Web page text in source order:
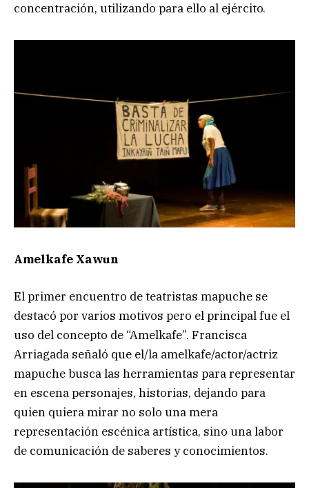
concentración, utilizando para ello al ejército.
Amelkafe Xawun
El primer encuentro de teatristas mapuche se
destacó por varios motivos pero el principal fue el
uso del concepto de “Amelkafe”. Francisca
Arriagada señaló que el/la amelkafe/actor/actriz
mapuche busca las herramientas para representar
en escena personajes, historias, dejando para
quien quiera mirar no solo una mera
representación escénica artística, sino una labor
de comunicación de saberes y conocimientos.